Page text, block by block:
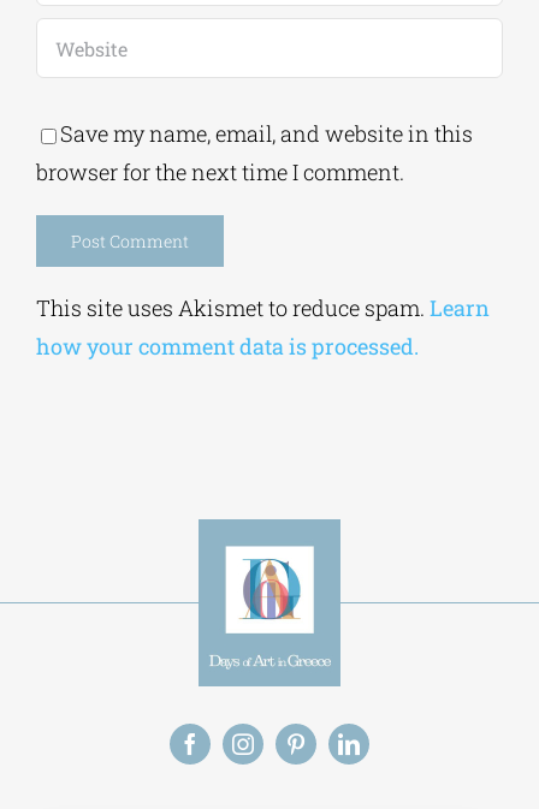
Save my name, email, and website in this
browser for the next time I comment.
This site uses Akismet to reduce spam. Learn
how your comment data is processed.